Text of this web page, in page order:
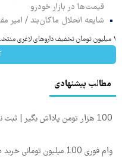
قیمت‌ها در بازار خودرو
شایعه انحلال ماکان‌بند / امیر
۱ میلیون تومان تخفیف داروهای لاغری منتخب با ارسال از داروخانه نزدیکت
مطالب پیشنهادی
100 هزار تومن پاداش بگیر | ثبت نام کن
وام فوری 100 میلیون تومانی خرید طلا (بدون ضامن)